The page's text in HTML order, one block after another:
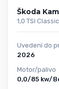
Škoda
1,0 TSI Classic
Uvedení do
2026
Motor/palivo
0,0/85 kw/